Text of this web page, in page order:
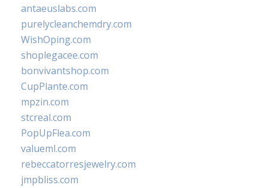
antaeuslabs.com
purelycleanchemdry.com
WishOping.com
shoplegacee.com
bonvivantshop.com
CupPlante.com
mpzin.com
stcreal.com
PopUpFlea.com
valueml.com
rebeccatorresjewelry.com
jmpbliss.com